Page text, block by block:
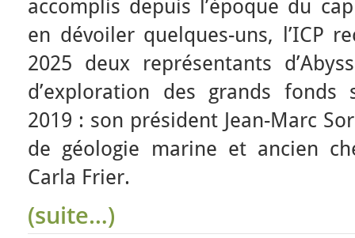
accomplis depuis l’époque du
en dévoiler quelques-uns, l’ICP
2025 deux représentants
d’exploration des grands fonds
2019 : son président Jean-Marc
de géologie marine et ancien
Carla Frier.
(suite…)